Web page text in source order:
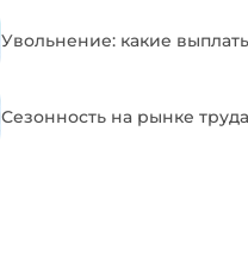
Увольнение: какие
Сезонность на рынке